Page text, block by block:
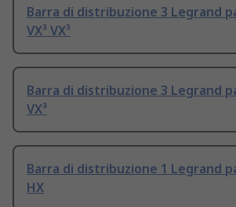
Barra di distribuzione 3 Legrand
VX³ VX³
Barra di distribuzione 3 Legrand
VX³
Barra di distribuzione 1 Legrand
HX